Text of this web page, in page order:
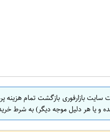
سایت بازارفوری بازگشت تمام
و یا هر دلیل موجه دیگر) به شرط